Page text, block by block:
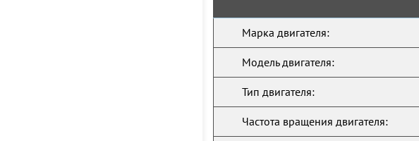
Марка двигателя:
Модель двигателя:
Тип двигателя:
Частота вращения двигателя: